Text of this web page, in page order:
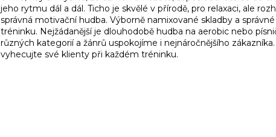
í
p
r
v
k
n
í
jeho rytmu dál a dál. Ticho je skvělé v přírodě, pro relaxaci, ale
správná motivační hudba. Výborně namixované skladby a
tréninku. Nejžádanější je dlouhodobě hudba na aerobic nebo
různých kategorií a žánrů uspokojíme i nejnáročnějšího
vyhecujte své klienty při každém tréninku.